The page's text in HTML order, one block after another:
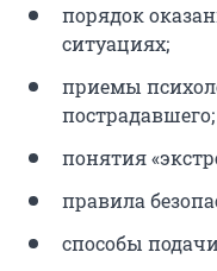
порядок
ситуациях;
приемы
пострадавшего;
понятия
правила
способы